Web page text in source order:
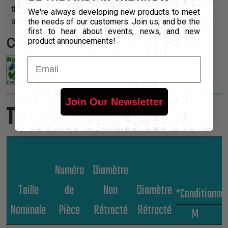
thermorétractable une solution parfaite pour toute
application de terminaison.
Certifications:
Tailles du Produit
Taille
Nominale
Numéro
de
Pièce
Diamètre
Non
Rétracté
Diamètre
Rétracté
M
We're always developing new products to meet
the needs of our customers. Join us, and be the
first to hear about events, news, and new
product announcements!
Email
Join Our Newsletter